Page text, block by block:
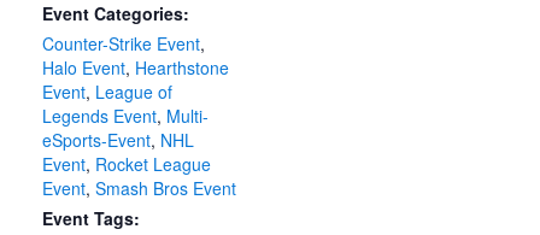
Event Categories:
Counter-Strike Event,
Halo Event, Hearthstone
Event, League of
Legends Event, Multi-
eSports-Event, NHL
Event, Rocket League
Event, Smash Bros Event
Event Tags: